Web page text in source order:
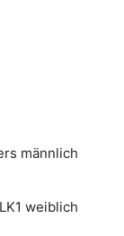
männlich
weiblich